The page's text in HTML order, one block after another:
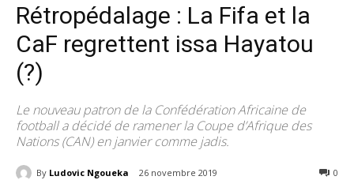
Rétropédalage : La Fifa et la
CaF regrettent issa Hayatou
(?)
Le nouveau patron de la Confédération Africaine de
football a décidé de ramener la Coupe d’Afrique des
Nations (CAN) en janvier comme jadis.
By Ludovic Ngoueka 26 novembre 2019 0